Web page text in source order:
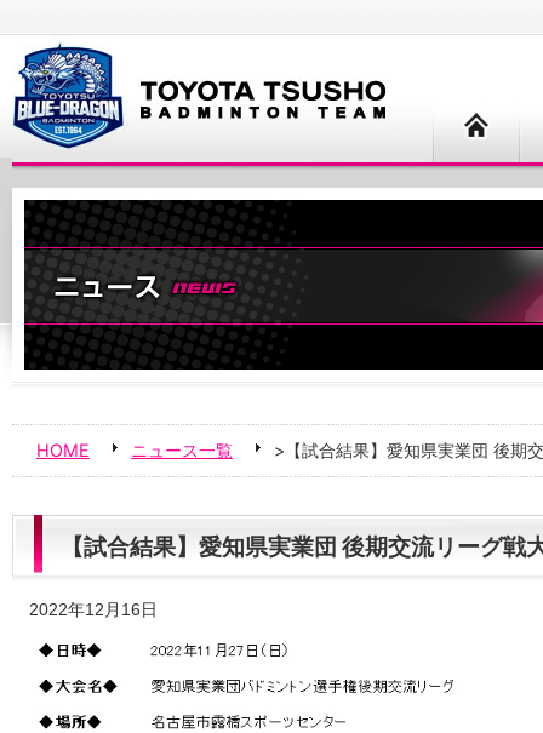
HOME ニュース一覧 >【試合結果】愛知県実業団 後期
【試合結果】愛知県実業団 後期交流リーグ戦
2022年12月16日